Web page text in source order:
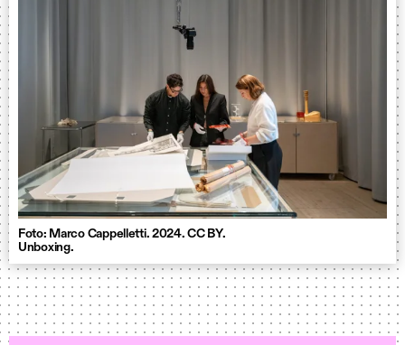
Foto: Marco Cappelletti. 2024. CC BY.
Unboxing.